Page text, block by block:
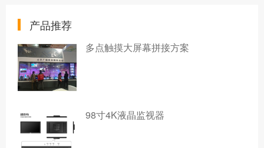
产品推荐
多点触摸大屏幕拼接方案
98寸4K液晶监视器